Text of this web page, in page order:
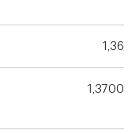
1,36
1,3700